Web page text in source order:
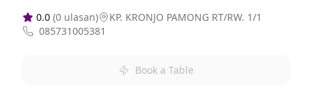
0.0 (0 ulasan)
KP. KRONJO PAMONG RT/RW. 1/1
085731005381
Book a Table